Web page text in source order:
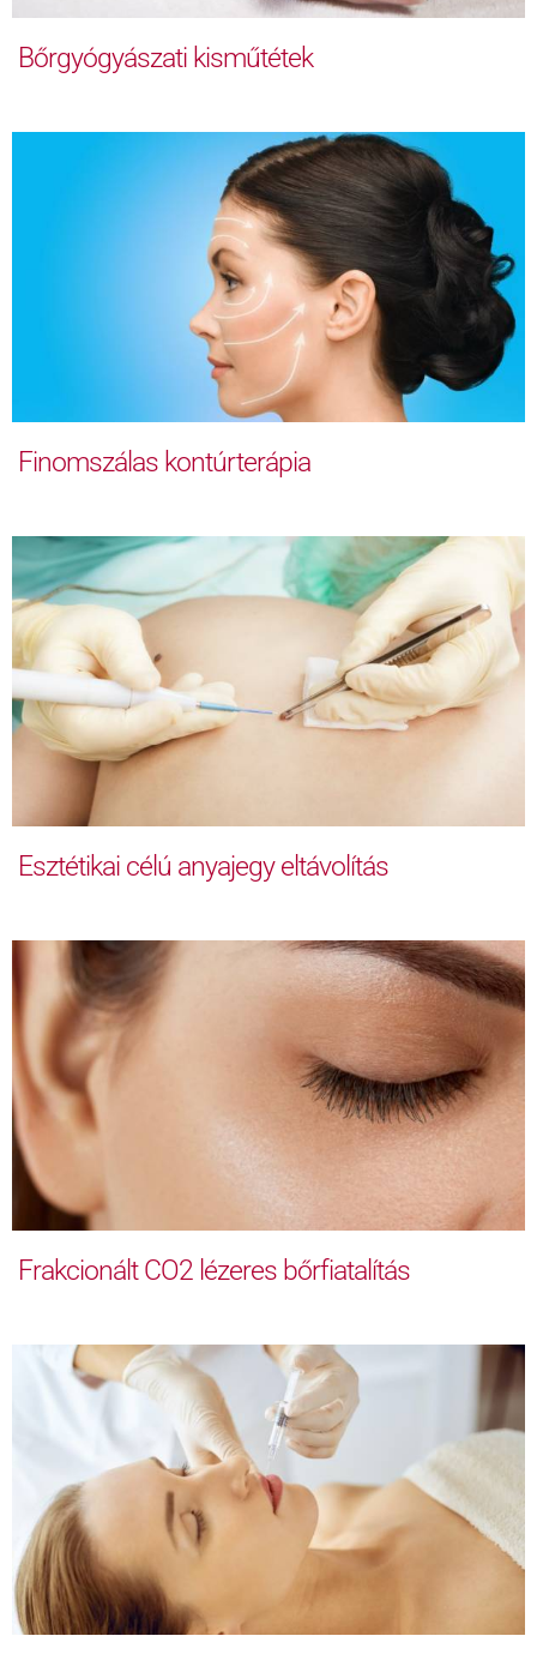
Bőrgyógyászati kisműtétek
Finomszálas kontúrterápia
Esztétikai célú anyajegy eltávolítás
Frakcionált CO2 lézeres bőrfiatalítás